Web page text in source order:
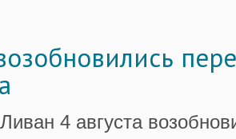
4 августа